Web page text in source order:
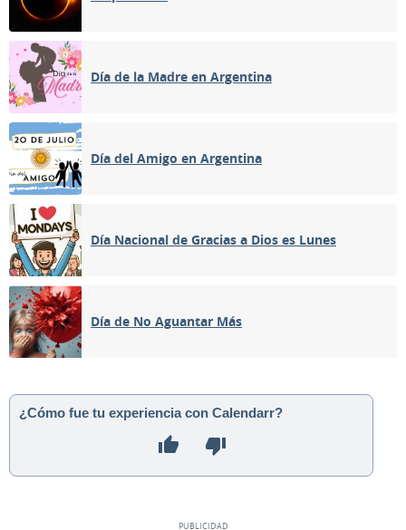
Día de la Madre en Argentina
Día del Amigo en Argentina
Día Nacional de Gracias a Dios es Lunes
Día de No Aguantar Más
¿Cómo fue tu experiencia con Calendarr?